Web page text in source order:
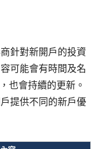
針對新開戶的投資
可能會有時間及名
也會持續的更新。
提供不同的新戶優